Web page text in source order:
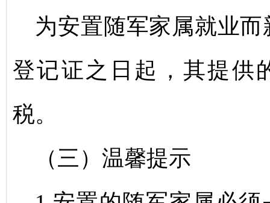
为安置随军家属就业
登记证之日起，其提供
税。
（三）温馨提示